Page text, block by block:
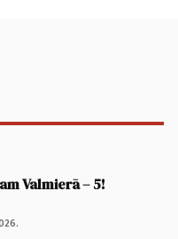
Valmierā – 5!